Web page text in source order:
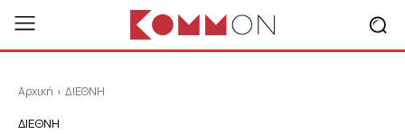
Αρχική ΔΙΕΘΝΗ
ΔΙΕΘΝΗ